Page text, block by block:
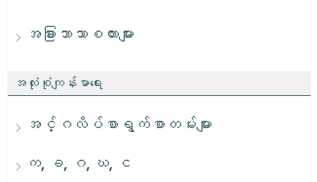
အခြားဘာသာစကားများ
အလုံးစုံကျန်းမာရေး
အင်္ဂလိပ်စာရွက်စာတမ်းများ
က, ခ, ဂ, ဃ, င